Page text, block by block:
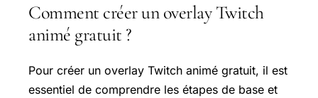
Comment créer un overlay Twitch
animé gratuit ?
Pour créer un overlay Twitch animé gratuit, il est
essentiel de comprendre les étapes de base et